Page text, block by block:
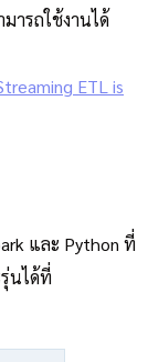
ารถใช้งานได้
ETL is
และ Python ที่
นได้ที่